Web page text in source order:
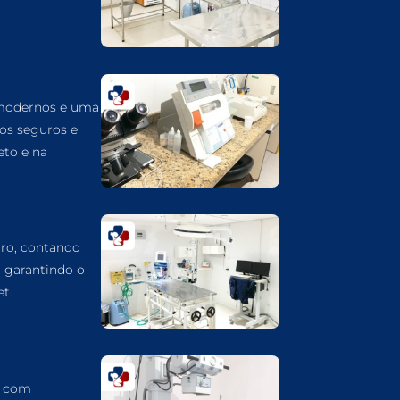
CARDIOLOGIA VETERINÁRIA EM
GUARULHOS
GUARULHOS
ANIMAIS SILVESTRES EM GUARULHOS
ANESTESIOLOGIA VETERINÁRIA EM
GUARULHOS
ACUPUNTURA VETERINÁRIA EM
VETERINÁRIO PARA GATOS
VETERINÁRIO PARA CACHORROS
VETERINÁRIO DE ANIMAIS SILVESTRES
VETERINÁRIO URGENTE
VETERINÁRIO DE PLANTÃO
VETERINÁRIO 24 HORAS
e uma
seguros e
e na
contando
garantindo o
com